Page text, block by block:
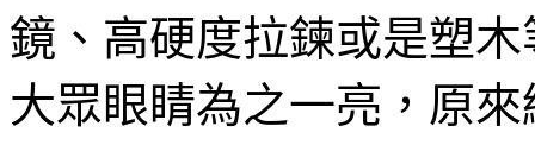
鏡、高硬度拉鍊或是塑
大眾眼睛為之一亮，原